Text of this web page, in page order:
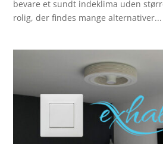
bevare et sundt indeklima uden
rolig, der findes mange alternativer...